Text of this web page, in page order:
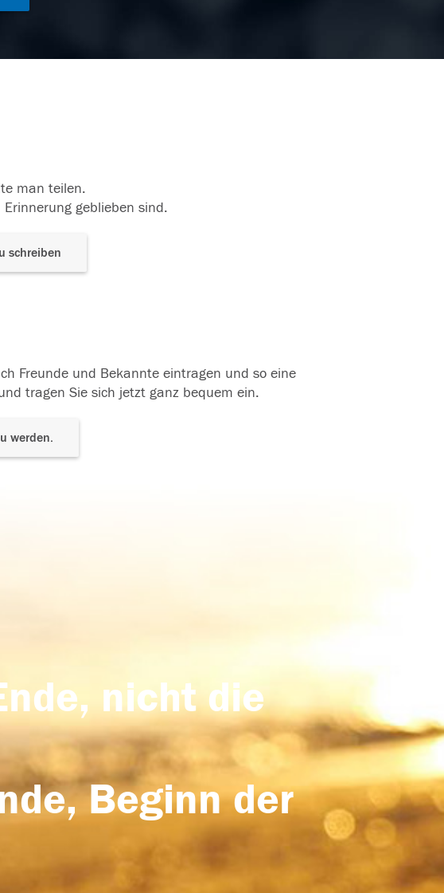
man teilen.
geblieben sind.
schreiben
Freunde und Bekannte eintragen und so eine
tragen Sie sich jetzt ganz bequem ein.
werden.
nicht die
Beginn der